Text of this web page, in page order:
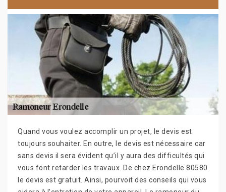
Quand vous voulez accomplir un projet, le devis est
toujours souhaiter. En outre, le devis est nécessaire car
sans devis il sera évident qu’il y aura des difficultés qui
vous font retarder les travaux. De chez Erondelle 80580
le devis est gratuit. Ainsi, pourvoit des conseils qui vous